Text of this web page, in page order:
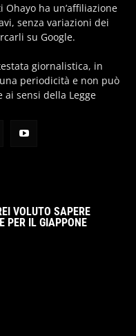
ha un’affiliazione
senza variazioni dei
su Google.
giornalistica, in
periodicità e non può
sensi della Legge
VOLUTO SAPERE
PER IL GIAPPONE